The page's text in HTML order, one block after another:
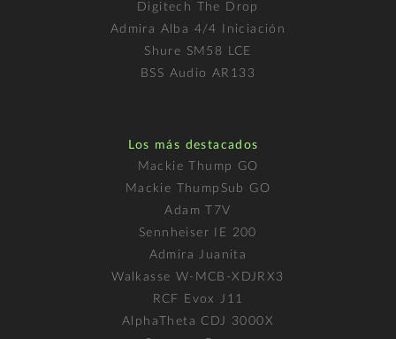
Digitech The Drop
Admira Alba 4/4 Iniciación
Shure SM58 LCE
BSS Audio AR133
Los más destacados
Mackie Thump GO
Mackie ThumpSub GO
Adam T7V
Sennheiser IE 200
Admira Juanita
Walkasse W-MCB-XDJRX3
RCF Evox J11
AlphaTheta CDJ 3000X